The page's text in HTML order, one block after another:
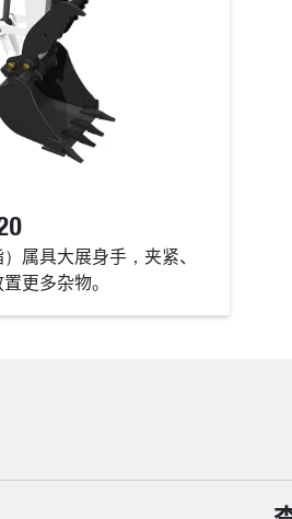
属具大展身手，夹紧、
更多杂物。